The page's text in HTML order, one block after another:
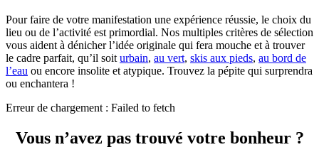
Pour faire de votre manifestation une expérience réussie, le choix du
lieu ou de l’activité est primordial. Nos multiples critères de sélection
vous aident à dénicher l’idée originale qui fera mouche et à trouver
le cadre parfait, qu’il soit urbain, au vert, skis aux pieds, au bord de
l’eau ou encore insolite et atypique. Trouvez la pépite qui surprendra
ou enchantera !
Erreur de chargement : Failed to fetch
Vous n’avez pas trouvé votre bonheur ?